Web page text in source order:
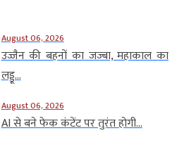
August 06, 2026
उज्जैन की बहनों का जज्बा, महाकाल का
लड्डू...
August 06, 2026
AI से बने फेक कंटेंट पर तुरंत होगी...